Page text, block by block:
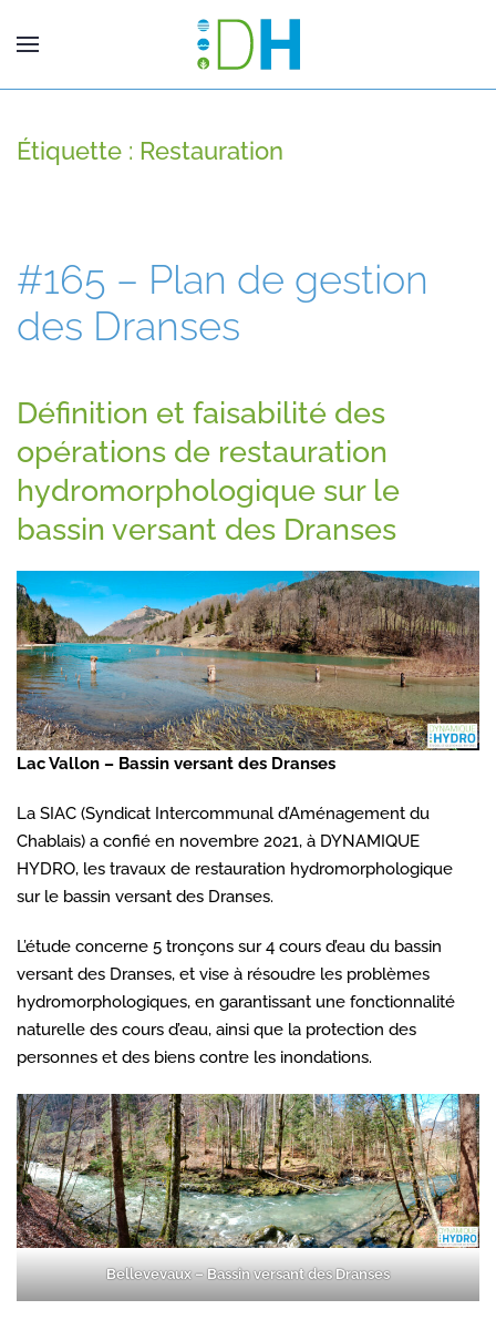
Étiquette : Restauration
#165 – Plan de gestion
des Dranses
Définition et faisabilité des
opérations de restauration
hydromorphologique sur le
bassin versant des Dranses
Lac Vallon – Bassin versant des Dranses
La SIAC (Syndicat Intercommunal d’Aménagement du
Chablais) a confié en novembre 2021, à DYNAMIQUE
HYDRO, les travaux de restauration hydromorphologique
sur le bassin versant des Dranses.
L’étude concerne 5 tronçons sur 4 cours d’eau du bassin
versant des Dranses, et vise à résoudre les problèmes
hydromorphologiques, en garantissant une fonctionnalité
naturelle des cours d’eau, ainsi que la protection des
personnes et des biens contre les inondations.
Bellevevaux – Bassin versant des Dranses